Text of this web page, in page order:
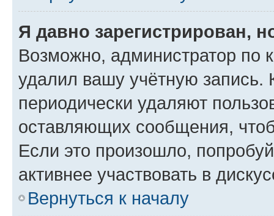
Я давно зарегистрирован,
Возможно, администратор по
удалил вашу учётную запись.
периодически удаляют
оставляющих сообщения,
Если это произошло,
активнее участвовать в
Вернуться к началу